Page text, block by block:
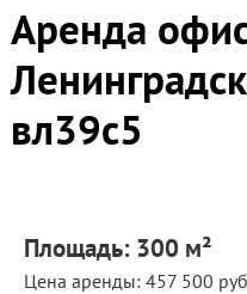
Аренда
вл39с5
Площадь: 300 м²
Цена аренды: 457 500